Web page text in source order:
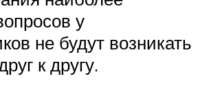
у
не будут возникать
к другу.